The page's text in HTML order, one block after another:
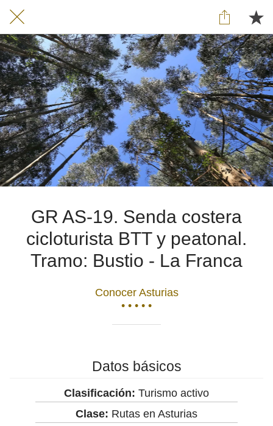
GR AS-19. Senda costera
cicloturista BTT y peatonal.
Tramo: Bustio - La Franca
Conocer Asturias
• • • • •
Datos básicos
Clasificación: Turismo activo
Clase: Rutas en Asturias